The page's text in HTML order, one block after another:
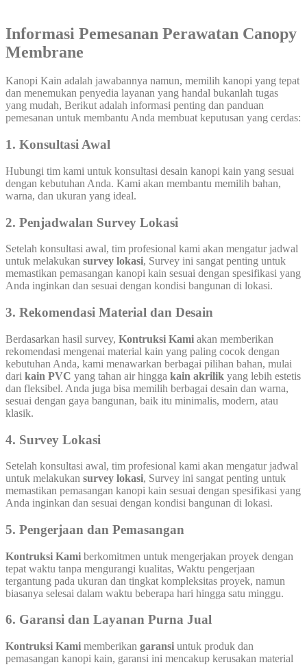
Informasi Pemesanan Perawatan Canopy
Membrane
Kanopi Kain adalah jawabannya namun, memilih kanopi yang tepat
dan menemukan penyedia layanan yang handal bukanlah tugas
yang mudah, Berikut adalah informasi penting dan panduan
pemesanan untuk membantu Anda membuat keputusan yang cerdas:
1. Konsultasi Awal
Hubungi tim kami untuk konsultasi desain kanopi kain yang sesuai
dengan kebutuhan Anda. Kami akan membantu memilih bahan,
warna, dan ukuran yang ideal.
2. Penjadwalan Survey Lokasi
Setelah konsultasi awal, tim profesional kami akan mengatur jadwal
untuk melakukan survey lokasi, Survey ini sangat penting untuk
memastikan pemasangan kanopi kain sesuai dengan spesifikasi yang
Anda inginkan dan sesuai dengan kondisi bangunan di lokasi.
3. Rekomendasi Material dan Desain
Berdasarkan hasil survey, Kontruksi Kami akan memberikan
rekomendasi mengenai material kain yang paling cocok dengan
kebutuhan Anda, kami menawarkan berbagai pilihan bahan, mulai
dari kain PVC yang tahan air hingga kain akrilik yang lebih estetis
dan fleksibel. Anda juga bisa memilih berbagai desain dan warna,
sesuai dengan gaya bangunan, baik itu minimalis, modern, atau
klasik.
4. Survey Lokasi
Setelah konsultasi awal, tim profesional kami akan mengatur jadwal
untuk melakukan survey lokasi, Survey ini sangat penting untuk
memastikan pemasangan kanopi kain sesuai dengan spesifikasi yang
Anda inginkan dan sesuai dengan kondisi bangunan di lokasi.
5. Pengerjaan dan Pemasangan
Kontruksi Kami berkomitmen untuk mengerjakan proyek dengan
tepat waktu tanpa mengurangi kualitas, Waktu pengerjaan
tergantung pada ukuran dan tingkat kompleksitas proyek, namun
biasanya selesai dalam waktu beberapa hari hingga satu minggu.
6. Garansi dan Layanan Purna Jual
Kontruksi Kami memberikan garansi untuk produk dan
pemasangan kanopi kain, garansi ini mencakup kerusakan material